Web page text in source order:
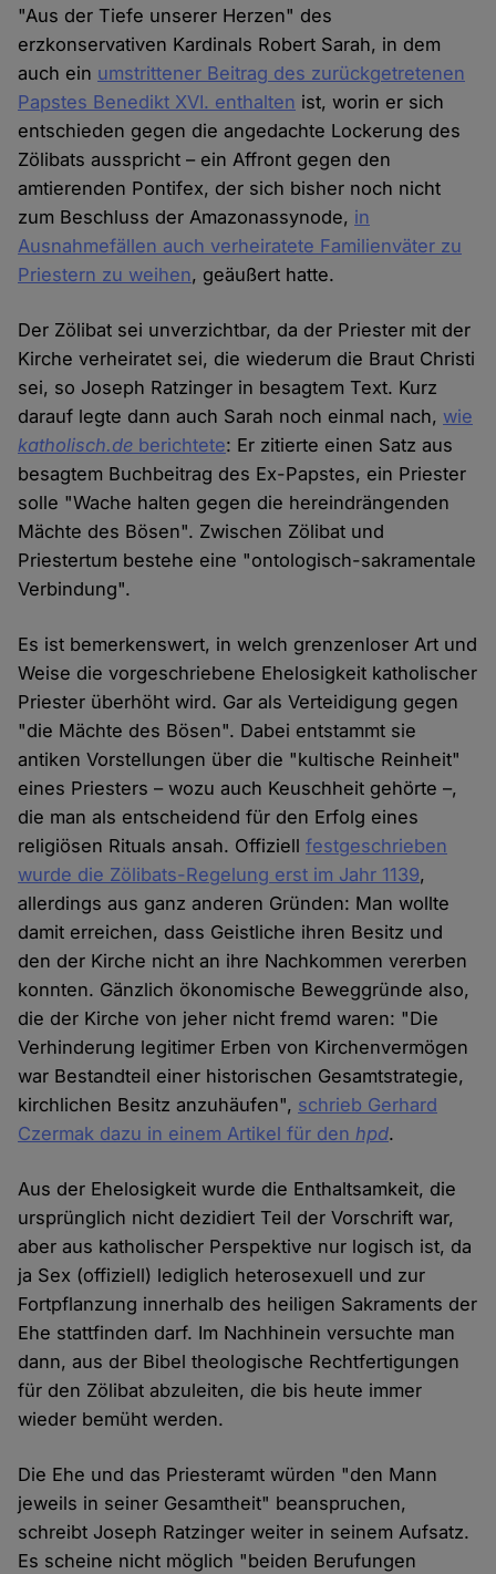
"Aus der Tiefe unserer Herzen" des
erzkonservativen Kardinals Robert Sarah, in dem
auch ein umstrittener Beitrag des zurückgetretenen
Papstes Benedikt XVI. enthalten ist, worin er sich
entschieden gegen die angedachte Lockerung des
Zölibats ausspricht – ein Affront gegen den
amtierenden Pontifex, der sich bisher noch nicht
zum Beschluss der Amazonassynode, in
Ausnahmefällen auch verheiratete Familienväter zu
Priestern zu weihen, geäußert hatte.
Der Zölibat sei unverzichtbar, da der Priester mit der
Kirche verheiratet sei, die wiederum die Braut Christi
sei, so Joseph Ratzinger in besagtem Text. Kurz
darauf legte dann auch Sarah noch einmal nach, wie
katholisch.de berichtete: Er zitierte einen Satz aus
besagtem Buchbeitrag des Ex-Papstes, ein Priester
solle "Wache halten gegen die hereindrängenden
Mächte des Bösen". Zwischen Zölibat und
Priestertum bestehe eine "ontologisch-sakramentale
Verbindung".
Es ist bemerkenswert, in welch grenzenloser Art und
Weise die vorgeschriebene Ehelosigkeit katholischer
Priester überhöht wird. Gar als Verteidigung gegen
"die Mächte des Bösen". Dabei entstammt sie
antiken Vorstellungen über die "kultische Reinheit"
eines Priesters – wozu auch Keuschheit gehörte –,
die man als entscheidend für den Erfolg eines
religiösen Rituals ansah. Offiziellfestgeschrieben
wurde die Zölibats-Regelung erst im Jahr 1139,
allerdings aus ganz anderen Gründen: Man wollte
damit erreichen, dass Geistliche ihren Besitz und
den der Kirche nicht an ihre Nachkommen vererben
konnten. Gänzlich ökonomische Beweggründe also,
die der Kirche von jeher nicht fremd waren: "Die
Verhinderung legitimer Erben von Kirchenvermögen
war Bestandteil einer historischen Gesamtstrategie,
kirchlichen Besitz anzuhäufen", schrieb Gerhard
Czermak dazu in einem Artikel für denhpd.
Aus der Ehelosigkeit wurde die Enthaltsamkeit, die
ursprünglich nicht dezidiert Teil der Vorschrift war,
aber aus katholischer Perspektive nur logisch ist, da
ja Sex (offiziell) lediglich heterosexuell und zur
Fortpflanzung innerhalb des heiligen Sakraments der
Ehe stattfinden darf. Im Nachhinein versuchte man
dann, aus der Bibel theologische Rechtfertigungen
für den Zölibat abzuleiten, die bis heute immer
wieder bemüht werden.
Die Ehe und das Priesteramt würden "den Mann
jeweils in seiner Gesamtheit" beanspruchen,
schreibt Joseph Ratzinger weiter in seinem Aufsatz.
Es scheine nicht möglich "beiden Berufungen